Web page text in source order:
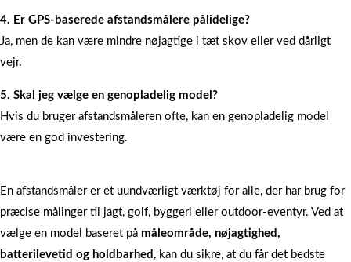
4. Er GPS-baserede afstandsmålere pålidelige?
Ja, men de kan være mindre nøjagtige i tæt skov eller ved dårligt
vejr.
5. Skal jeg vælge en genopladelig model?
Hvis du bruger afstandsmåleren ofte, kan en genopladelig model
være en god investering.
En afstandsmåler er et uundværligt værktøj for alle, der har brug for
præcise målinger til jagt, golf, byggeri eller outdoor-eventyr. Ved at
vælge en model baseret på måleområde, nøjagtighed,
batterilevetid og holdbarhed , kan du sikre, at du får det bedste